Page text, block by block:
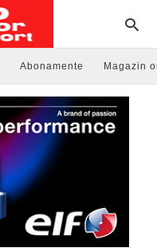
Abonamente Magazin